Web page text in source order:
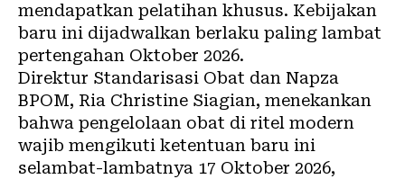
mendapatkan pelatihan khusus. Kebijakan
baru ini dijadwalkan berlaku paling lambat
pertengahan Oktober 2026.
Direktur Standarisasi Obat dan Napza
BPOM, Ria Christine Siagian, menekankan
bahwa pengelolaan obat di ritel modern
wajib mengikuti ketentuan baru ini
selambat-lambatnya 17 Oktober 2026,